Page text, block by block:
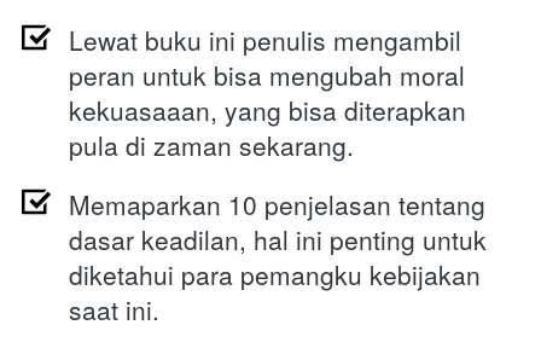
Lewat buku ini penulis mengambil
peran untuk bisa mengubah moral
kekuasaaan, yang bisa diterapkan
pula di zaman sekarang.
Memaparkan 10 penjelasan tentang
dasar keadilan, hal ini penting untuk
diketahui para pemangku kebijakan
saat ini.